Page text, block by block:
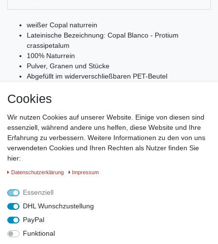
weißer Copal naturrein
Lateinische Bezeichnung: Copal Blanco - Protium
crassipetalum
100% Naturrein
Pulver, Granen und Stücke
Abgefüllt im widerverschließbaren PET-Beutel
Copal Blanco aus Mexico ist ein edles leicht waldiges Harz. Copal
hat einen angenehmen aromatischen Duft.
Es hat eine helle, manchal auch leicht grünliche Farbe. Copal
Blaanco hat einen geringen Schmelzpunkt und
ist somit für alle Räucherungen mit wenig Hitze geeignet.
Besonders gut kommt der unverfälschte Duft in einem
Weihrauchbrenner oder auf einem Räuchesieb.
Mexiko verräuchert.
exportiert.
Cookies
Wir nutzen Cookies auf unserer Website. Einige von diesen sind
essenziell, während andere uns helfen, diese Website und Ihre
Erfahrung zu verbessern. Weitere Informationen zu den von uns
verwendeten Cookies und Ihren Rechten als Nutzer finden Sie
hier:
Daten­schutz­erklärung Impressum
Essenziell
DHL Wunschzustellung
PayPal
Funktional